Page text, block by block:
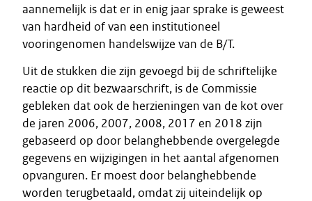
aannemelijk is dat er in enig jaar sprake is geweest
van hardheid of van een institutioneel
vooringenomen handelswijze van de B/T.
Uit de stukken die zijn gevoegd bij de schriftelijke
reactie op dit bezwaarschrift, is de Commissie
gebleken dat ook de herzieningen van de kot over
de jaren 2006, 2007, 2008, 2017 en 2018 zijn
gebaseerd op door belanghebbende overgelegde
gegevens en wijzigingen in het aantal afgenomen
opvanguren. Er moest door belanghebbende
worden terugbetaald, omdat zij uiteindelijk op